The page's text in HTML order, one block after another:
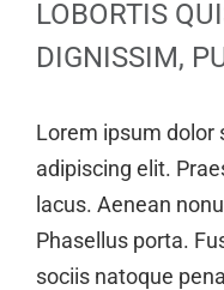
LOBORTIS
DIGNISSIM,
Lorem ipsum dolor
adipiscing elit.
lacus. Aenean
Phasellus porta.
sociis natoque